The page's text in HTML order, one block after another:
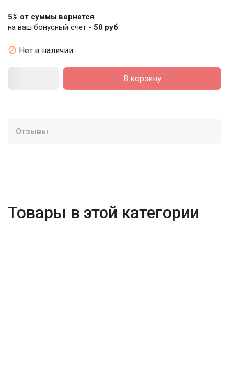
5% от суммы вернется
на ваш бонусный счет - 50 руб
 Нет в наличии
В корзину
Отзывы
Товары в этой категории